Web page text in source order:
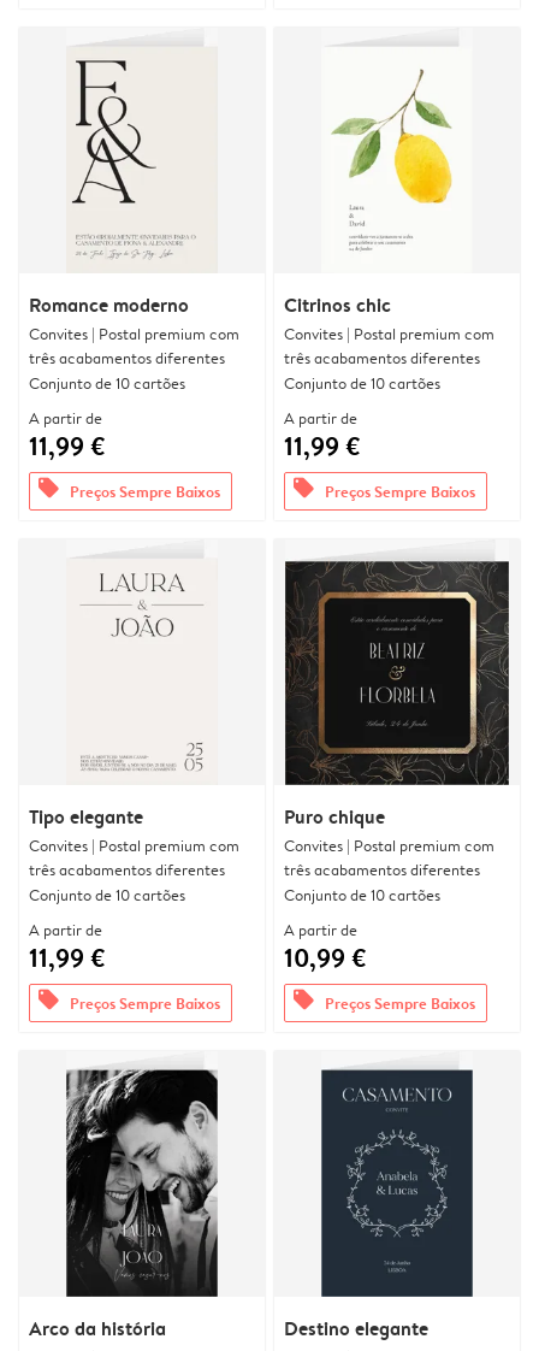
Romance moderno
Convites | Postal premium com
três acabamentos diferentes
Conjunto de 10 cartões
A partir de
11,99 €
offers Preços Sempre Baixos
Citrinos chic
Convites | Postal premium com
três acabamentos diferentes
Conjunto de 10 cartões
A partir de
11,99 €
offers Preços Sempre Baixos
Tipo elegante
Convites | Postal premium com
três acabamentos diferentes
Conjunto de 10 cartões
A partir de
11,99 €
offers Preços Sempre Baixos
Puro chique
Convites | Postal premium com
três acabamentos diferentes
Conjunto de 10 cartões
A partir de
10,99 €
offers Preços Sempre Baixos
Arco da história Destino elegante